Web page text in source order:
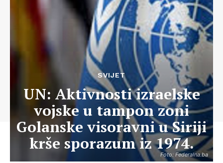
Foto: Federalna.ba
SVIJET
UN: Aktivnosti izraelske
vojske u tampon zoni
Golanske visoravni u Siriji
krše sporazum iz 1974.